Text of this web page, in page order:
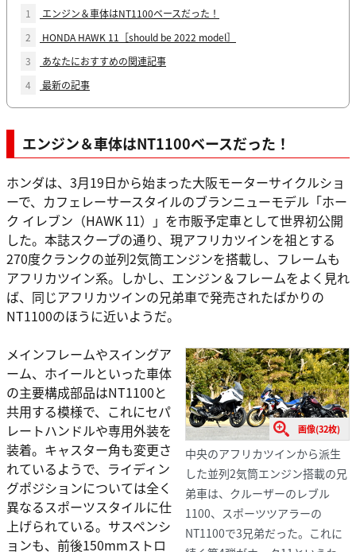
1
エンジン＆車体はNT1100ベースだった！
2
HONDA HAWK 11［should be 2022 model］
3
あなたにおすすめの関連記事
4
最新の記事
エンジン＆車体はNT1100ベースだった！
ホンダは、3月19日から始まった大阪モーターサイクルショ
ーで、カフェレーサースタイルのブランニューモデル「ホー
ク イレブン（HAWK 11）」を市販予定車として世界初公開
した。本誌スクープの通り、現アフリカツインを祖とする
270度クランクの並列2気筒エンジンを搭載し、フレームも
アフリカツイン系。しかし、エンジン＆フレームをよく見れ
ば、同じアフリカツインの兄弟車で発売されたばかりの
NT1100のほうに近いようだ。
画像(32枚)
中央のアフリカツインから派生
した並列2気筒エンジン搭載の兄
弟車は、クルーザーのレブル
1100、スポーツツアラーの
NT1100で3兄弟だった。これに
メインフレームやスイングア
ーム、ホイールといった車体
の主要構成部品はNT1100と
共用する模様で、これにセパ
レートハンドルや専用外装を
装着。キャスター角も変更さ
れているようで、ライディン
グポジションについては全く
異なるスポーツスタイルに仕
上げられている。サスペンシ
ョンも、前後150mmストロ